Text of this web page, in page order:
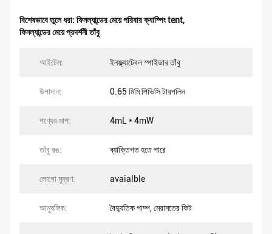
বিশেষভাবে তুলে ধরা: ফিনল্যান্ডের মেয়ে পরিবার ক্যাম্পিং tent,
ফিনল্যান্ডের মেয়ে প্রদর্শনী তাঁবু
আইটেম: ইনফ্ল্যাটেবল স্পাইডার তাঁবু
উপাদান: 0.65 মিমি পিভিসি টারপলিন
পণ্যের মাপ: 4mL * 4mW
তাঁবু রঙ: ব্যাক্তিগত হতে পারে
লোগো মুদ্রণ: avaialble
আনুষঙ্গিক: বৈদ্যুতিক পাম্প, মেরামতের কিট